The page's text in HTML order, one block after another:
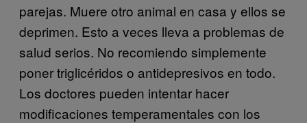
parejas. Muere otro animal en casa y ellos se
deprimen. Esto a veces lleva a problemas de
salud serios. No recomiendo simplemente
poner triglicéridos o antidepresivos en todo.
Los doctores pueden intentar hacer
modificaciones temperamentales con los